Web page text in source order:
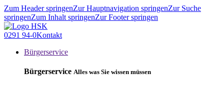
Zum Header springenZur Hauptnavigation springenZur Suche
springenZum Inhalt springenZur Footer springen
0291 94-0Kontakt
Bürgerservice
Bürgerservice Alles was Sie wissen müssen